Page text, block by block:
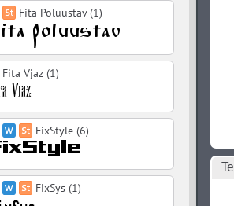
Fita Poluustav (1)
Fita Vjaz (1)
FixStyle (6)
FixSys (1)